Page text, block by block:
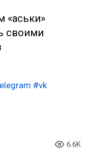
«аськи»
своими
#vk
6.6K